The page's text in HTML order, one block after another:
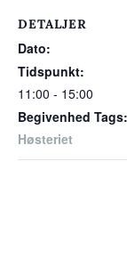
DETALJER
Dato:
Tidspunkt:
11:00 - 15:00
Begivenhed Tags:
Høsteriet